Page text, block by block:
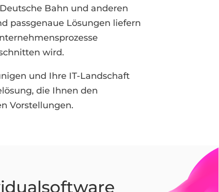
Bahn und anderen
passgenaue Lösungen liefern
wird.
und Ihre IT-Landschaft
die Ihnen den
Vorstellungen.